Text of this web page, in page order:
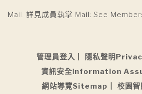
Mail: 詳見成員執掌 Mail: See
管理員登入
隱私聲明
資訊安全Information
網站導覽Sitemap
校園